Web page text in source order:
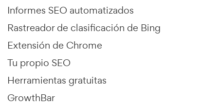
Informes SEO automatizados
Rastreador de clasificación de Bing
Extensión de Chrome
Tu propio SEO
Herramientas gratuitas
GrowthBar